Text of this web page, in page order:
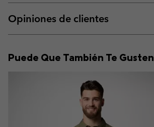
Opiniones de clientes
Puede Que También Te Gusten